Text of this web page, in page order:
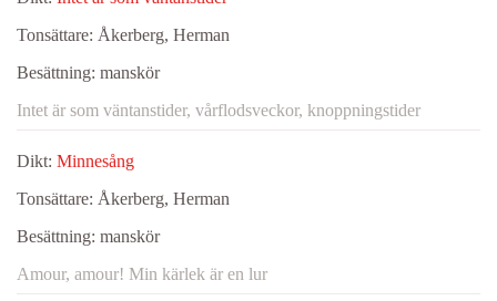
Tonsättare: Åkerberg, Herman
Besättning: manskör
Intet är som väntanstider, vårflodsveckor, knoppningstider
Dikt: Minnesång
Tonsättare: Åkerberg, Herman
Besättning: manskör
Amour, amour! Min kärlek är en lur